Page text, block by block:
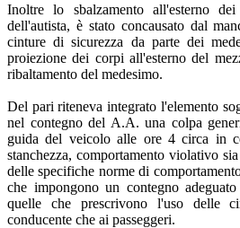
Inoltre lo sbalzamento all'esterno dei
dell'autista, è stato concausato dal
cinture di sicurezza da parte dei
proiezione dei corpi all'esterno del
ribaltamento del medesimo.
Del pari riteneva integrato l'elemento
nel contegno del A.A. una colpa
guida del veicolo alle ore 4 circa in
stanchezza, comportamento violativo
delle specifiche norme di
che impongono un contegno
quelle che prescrivono l'uso delle
conducente che ai passeggeri.